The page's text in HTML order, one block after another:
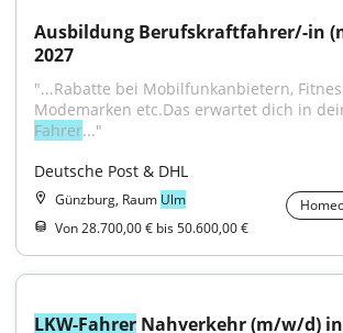
Ausbildung Berufskraftfahrer/-in
2027
"...Rabatte bei Mobilfunkanbietern,
Modemarken etc.Das erwartet dich in
Fahrer..."
Deutsche Post & DHL
Günzburg, Raum Ulm
Von 28.700,00 € bis 50.600,00 €
LKW-Fahrer Nahverkehr (m/w/d)